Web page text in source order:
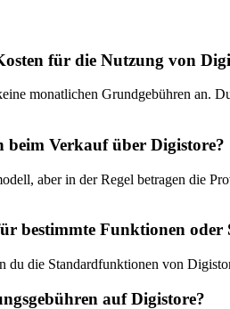
für die‌ Nutzung von
monatlichen Grundgebühren ‍an.
beim ‍Verkauf über⁣ Digistore?
aber‍ in ​der Regel betragen die
bestimmte Funktionen oder
du die Standardfunktionen von‍
auf Digistore?